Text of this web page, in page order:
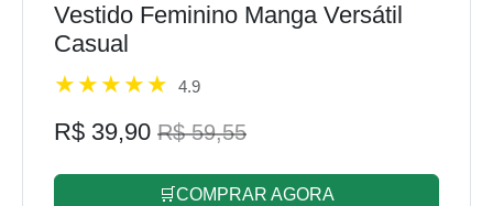
Vestido Feminino Manga Versátil
Casual
4.9
R$ 39,90 R$ 59,55
🛒COMPRAR AGORA